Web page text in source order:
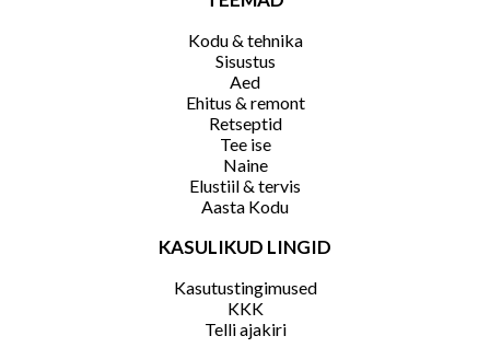
Kodu & tehnika
Sisustus
Aed
Ehitus & remont
Retseptid
Tee ise
Naine
Elustiil & tervis
Aasta Kodu
KASULIKUD LINGID
Kasutustingimused
KKK
Telli ajakiri